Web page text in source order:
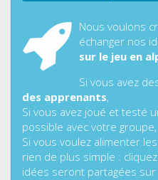
Nous voulons
échanger nos
sur le jeu en
Si vous avez
des apprenants,
Si vous avez joué et testé
possible avec votre groupe,
Si vous voulez alimenter les
rien de plus simple :
idées seront partagées sur